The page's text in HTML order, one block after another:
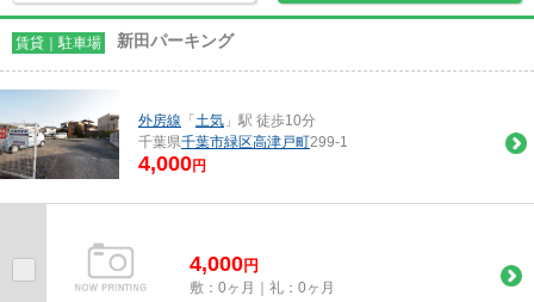
賃貸｜駐車場 新田パーキング
外房線 「 土気 」駅 徒歩10分
千葉県千葉市緑区高津戸町299-1
4,000円
4,000円
敷：0ヶ月｜礼：0ヶ月